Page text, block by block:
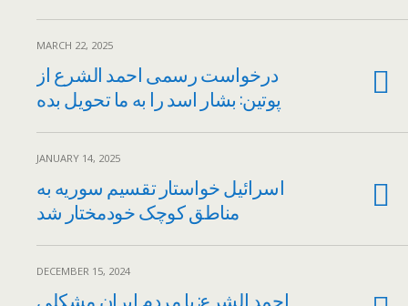
MARCH 22, 2025
درخواست رسمی احمد الشرع از
پوتین: بشار اسد را به ما تحویل بده
JANUARY 14, 2025
اسرائیل خواستار تقسیم سوریه به
مناطق کوچک خودمختار شد
DECEMBER 15, 2024
احمد الشرع: با مردم ایران مشکلی